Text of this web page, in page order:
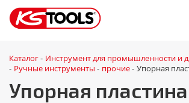
Каталог - Инструмент для промышленности и
- Ручные инструменты - прочие - Упорная
Упорная пластина